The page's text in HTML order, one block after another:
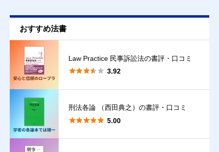
おすすめ法書
Law Practice 民事訴訟法の書評・口コミ
 3.92
刑法各論 （西田典之）の書評・口コミ
 5.00